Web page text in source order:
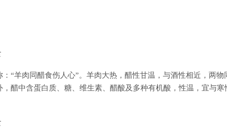
：“羊肉同醋食伤人心”。羊肉大热，醋性甘温，与酒性相近，两
，醋中含蛋白质、糖、维生素、醋酸及多种有机酸，性温，宜与